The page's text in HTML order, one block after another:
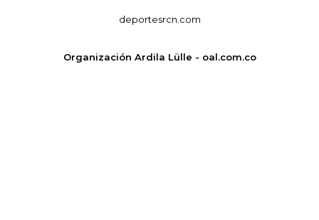
deportesrcn.com
Organización Ardila Lülle - oal.com.co